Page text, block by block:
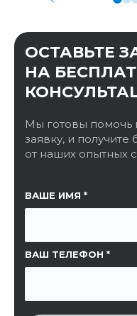
ОСТАВЬТЕ
НА
Мы готовы помочь
заявку, и получите
от наших опытных
ВАШЕ ИМЯ
ВАШ ТЕЛЕФОН
ССЫЛКА НА